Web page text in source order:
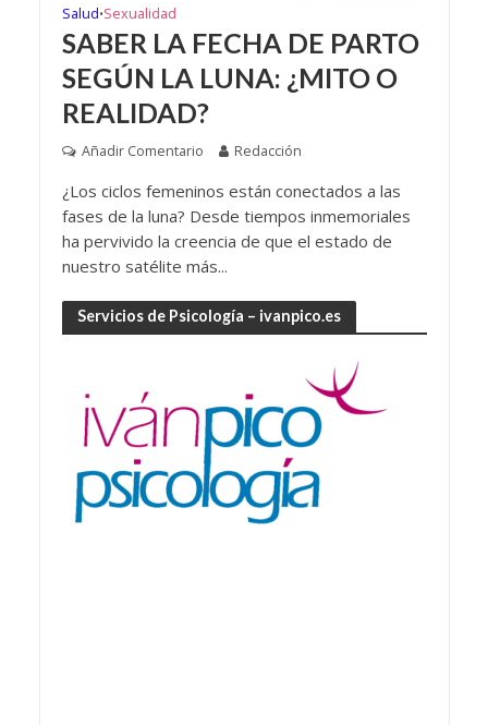
Salud•Sexualidad
SABER LA FECHA DE PARTO
SEGÚN LA LUNA: ¿MITO O
REALIDAD?
Añadir Comentario Redacción
¿Los ciclos femeninos están conectados a las
fases de la luna? Desde tiempos inmemoriales
ha pervivido la creencia de que el estado de
nuestro satélite más...
Servicios de Psicología – ivanpico.es